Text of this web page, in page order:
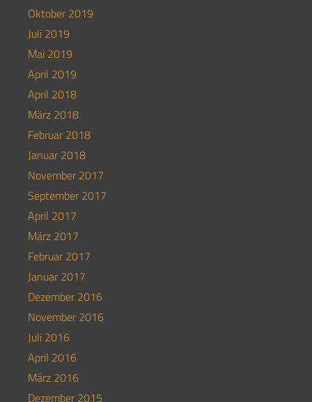
Oktober 2019
Juli 2019
Mai 2019
April 2019
April 2018
März 2018
Februar 2018
Januar 2018
November 2017
September 2017
April 2017
März 2017
Februar 2017
Januar 2017
Dezember 2016
November 2016
Juli 2016
April 2016
März 2016
Dezember 2015